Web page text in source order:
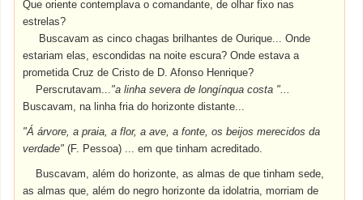
Que oriente contemplava o comandante, de olhar fixo nas
estrelas?
Buscavam as cinco chagas brilhantes de Ourique... Onde
estariam elas, escondidas na noite escura? Onde estava a
prometida Cruz de Cristo de D. Afonso Henrique?
Perscrutavam..."a linha severa de longínqua costa "...
Buscavam, na linha fria do horizonte distante...
"Á árvore, a praia, a flor, a ave, a fonte, os beijos merecidos da
verdade"(F. Pessoa) ... em que tinham acreditado.
Buscavam, além do horizonte, as almas de que tinham sede,
as almas que, além do negro horizonte da idolatria, morriam de